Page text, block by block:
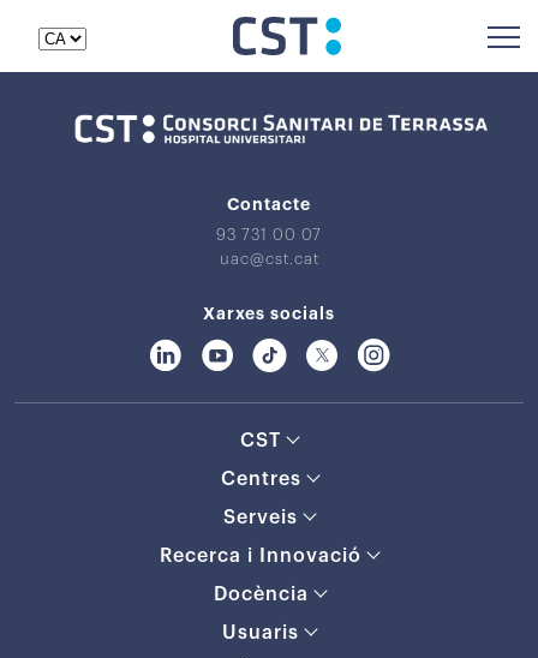
Contacte
93 731 00 07
uac@cst.cat
Xarxes socials
CST
Centres
Serveis
Recerca i Innovació
Docència
Usuaris